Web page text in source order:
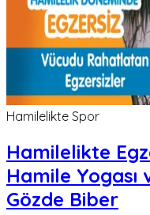
Hamilelikte Spor
Hamilelikte
Hamile Yogası
Gözde Biber